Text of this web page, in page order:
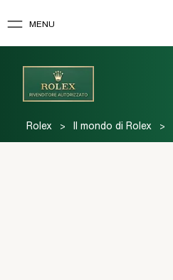
MENU
Rolex > Il mondo di Rolex >